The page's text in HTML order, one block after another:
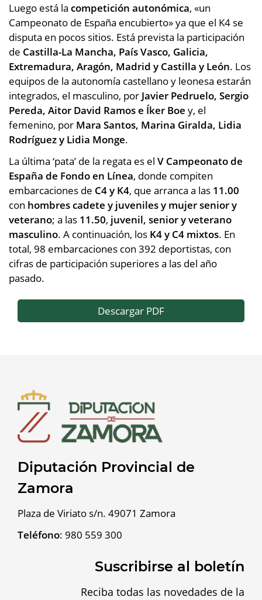
Luego está la competición autonómica, «un
Campeonato de España encubierto» ya que el K4 se
disputa en pocos sitios. Está prevista la participación
de Castilla-La Mancha, País Vasco, Galicia,
Extremadura, Aragón, Madrid y Castilla y León. Los
equipos de la autonomía castellano y leonesa estarán
integrados, el masculino, por Javier Pedruelo, Sergio
Pereda, Aitor David Ramos e Íker Boe y, el
femenino, por Mara Santos, Marina Giralda, Lidia
Rodríguez y Lidia Monge.
La última ‘pata’ de la regata es el V Campeonato de
España de Fondo en Línea, donde compiten
embarcaciones de C4 y K4, que arranca a las 11.00
con hombres cadete y juveniles y mujer senior y
veterano; a las 11.50, juvenil, senior y veterano
masculino. A continuación, los K4 y C4 mixtos. En
total, 98 embarcaciones con 392 deportistas, con
cifras de participación superiores a las del año
pasado.
Descargar PDF
Diputación Provincial de
Zamora
Plaza de Viriato s/n. 49071 Zamora
Teléfono: 980 559 300
Suscribirse al boletín
Reciba todas las novedades de la